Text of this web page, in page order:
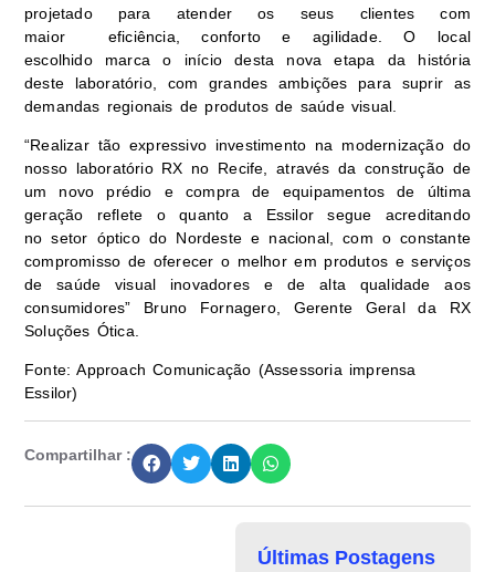
projetado para atender os seus clientes com
maior eficiência, conforto e agilidade. O local
escolhido marca o início desta nova etapa da história
deste laboratório, com grandes ambições para suprir as
demandas regionais de produtos de saúde visual.
“Realizar tão expressivo investimento na modernização do
nosso laboratório RX no Recife, através da construção de
um novo prédio e compra de equipamentos de última
geração reflete o quanto a Essilor segue acreditando
no setor óptico do Nordeste e nacional, com o constante
compromisso de oferecer o melhor em produtos e serviços
de saúde visual inovadores e de alta qualidade aos
consumidores” Bruno Fornagero, Gerente Geral da RX
Soluções Ótica.
Fonte: Approach Comunicação (Assessoria imprensa
Essilor)
Compartilhar :
Últimas Postagens